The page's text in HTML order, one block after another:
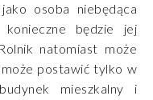
osoba niebędąca
będzie jej
natomiast może
może postawić tylko w
mieszkalny i